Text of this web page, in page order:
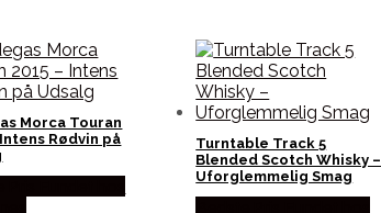
Morca Touran
Intens Rødvin på
Turntable Track 5
Blended Scotch Whisky –
Uforglemmelig Smag